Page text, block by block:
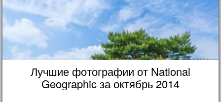
Лучшие фотографии от National
Geographic за октябрь 2014